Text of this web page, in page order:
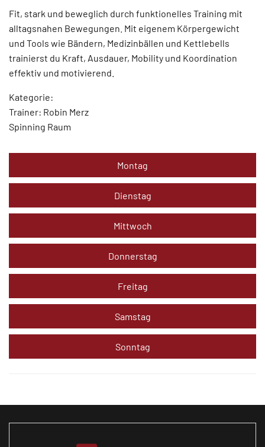
Fit, stark und beweglich durch funktionelles Training mit
alltagsnahen Bewegungen. Mit eigenem Körpergewicht
und Tools wie Bändern, Medizinbällen und Kettlebells
trainierst du Kraft, Ausdauer, Mobility und Koordination 
effektiv und motivierend.
Kategorie:
Trainer: Robin Merz
Spinning Raum
Montag
Dienstag
Mittwoch
Donnerstag
Freitag
Samstag
Sonntag